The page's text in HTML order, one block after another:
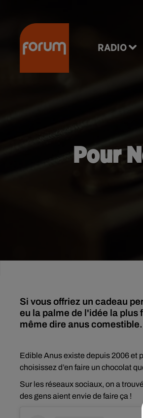
RADIO
Pour
Si vous offriez un cadeau
eu la palme de l'idée la plus
même dire anus comestible.
Edible Anus existe depuis 2006 et
choisissez d’en faire un chocolat
Sur les réseaux sociaux, on a
des gens aient envie de faire ça !